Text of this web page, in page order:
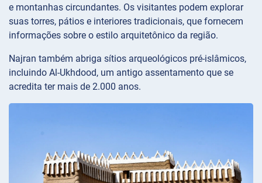
e montanhas circundantes. Os visitantes podem explorar
suas torres, pátios e interiores tradicionais, que fornecem
informações sobre o estilo arquitetônico da região.
Najran também abriga sítios arqueológicos pré-islâmicos,
incluindo Al-Ukhdood, um antigo assentamento que se
acredita ter mais de 2.000 anos.